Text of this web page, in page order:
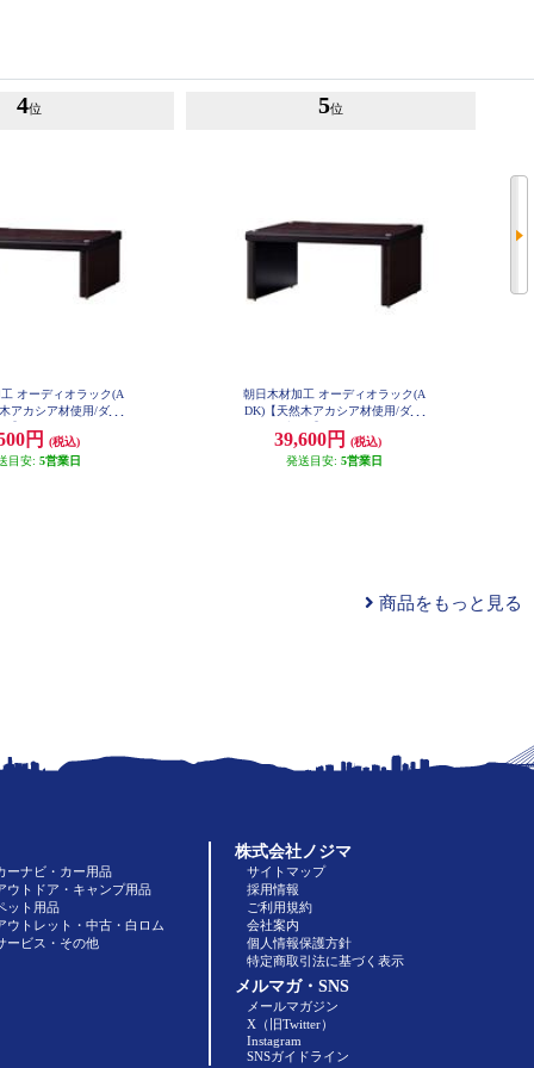
4位
オーディオラック(A
アカシア材使用/ダー
円
(税込)
目安: 5営業日
5位
朝日木材加工 オーディオラック(A
DK)【天然木アカシア材使用/ダー
39,600円
(税込)
発送目安: 5営業日
商品をもっと見る
ーナビ・カー用品
ウトドア・キャンプ用品
ット用品
ウトレット・中古・白ロム
ービス・その他
株式会社ノジマ
サイトマップ
採用情報
ご利用規約
会社案内
個人情報保護方針
特定商取引法に基づく表示
メルマガ・SNS
メールマガジン
X（旧Twitter）
Instagram
SNSガイドライン